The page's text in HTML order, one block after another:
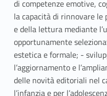
di competenze emotive,
la capacità di rinnovare
e della lettura mediante
opportunamente
estetica e formale; -
l’aggiornamento e
delle novità editoriali nel
l’infanzia e per